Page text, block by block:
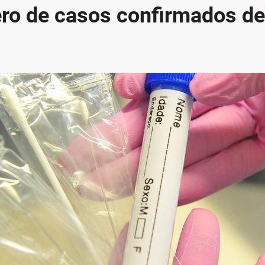
de casos confirmados de